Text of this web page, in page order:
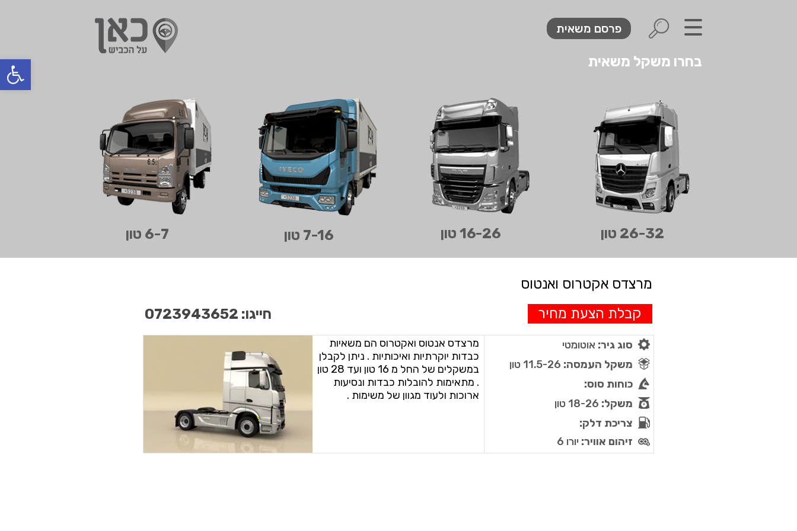
Open toolbar
פרסם משאית
בחר קטגוריה
השכרת משאית
יצרני משאיות
משאית חדשה
קניית / רכישת משאית
חלקי חילוף / חלפים למשאיות
מגרשי משאיות
משאיות למכירה
רישיון למשאית
ארגזים למשאיות
ביטוח משאיות
טרייד אין למשאיות
ברחובות
בבית שמש
בטבריה
בחיפה
בצפון
באילת
בקרית שמונה
בפתח תקווה
בחולון
משאיות להשכרה יומית
יצרני משאיות DAF בצפון
רכישת משאית
השכרת משאית
בחרו משקל משאית
26-32 טון 16-26 טון 7-16 טון 6-7 טון
מרצדס אקטרוס ואנטוס
קבלת הצעת מחיר
חייגו: 0723943652
מרצדס אנטוס ואקטרוס הם משאיות
כבדות יוקרתיות ואיכותיות . ניתן לקבלן
במשקלים של החל מ 16 טון ועד 28 טון
. מתאימות להובלות כבדות ונסיעות
ארוכות ולעוד מגוון של משימות .
סוג גיר:אוטומטי
משקל העמסה: 11.5-26 טון
כוחות סוס:
משקל: 18-26 טון
צריכת דלק:
זיהום אוויר:יורו 6